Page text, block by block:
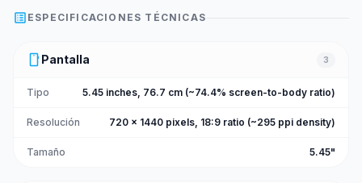
list_alt ESPECIFICACIONES TÉCNICAS
smartphone Pantalla 3
Tipo 5.45 inches, 76.7 cm (~74.4% screen-to-body ratio)
Resolución 720 x 1440 pixels, 18:9 ratio (~295 ppi density)
Tamaño 5.45"